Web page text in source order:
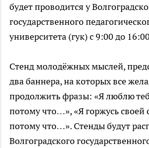
будет проводится у
государственного
университета (гук) с 9:00 до
Стенд молодёжных мыслей,
два баннера, на которых все
продолжить фразы: «Я люблю
потому что…», «Я горжусь своей
потому что…». Стенды будут
Волгоградского